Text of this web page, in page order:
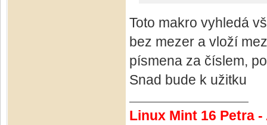
Toto makro vyhledá
bez mezer a vloží
písmena za číslem,
Snad bude k užitku
Linux Mint 16 Petra